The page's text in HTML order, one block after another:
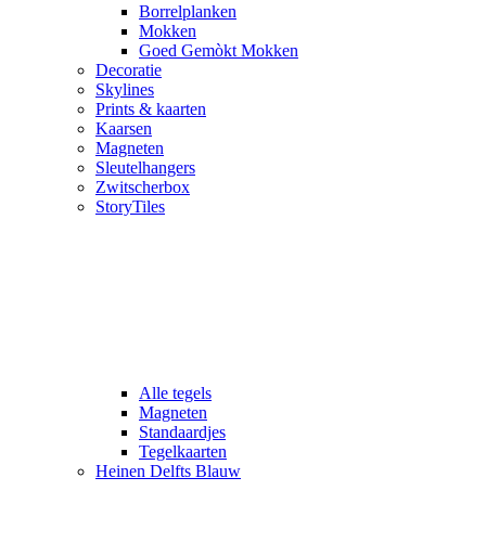
Borrelplanken
Mokken
Goed Gemòkt Mokken
Decoratie
Skylines
Prints & kaarten
Kaarsen
Magneten
Sleutelhangers
Zwitscherbox
StoryTiles
Alle tegels
Magneten
Standaardjes
Tegelkaarten
Heinen Delfts Blauw